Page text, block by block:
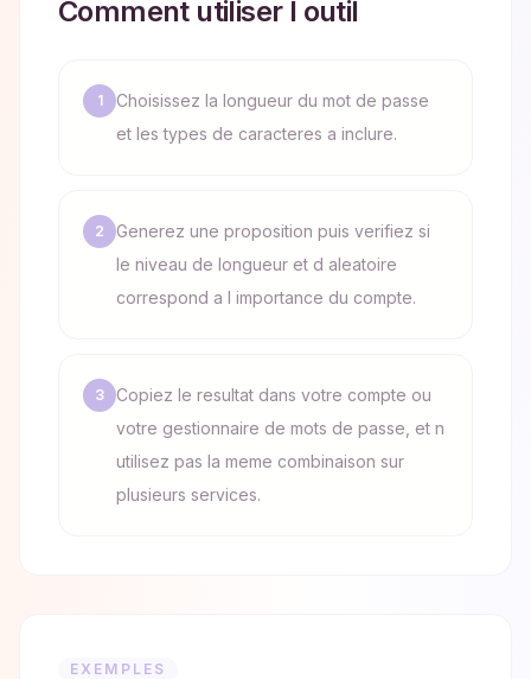
Comment utiliser l outil
1
Choisissez la longueur du mot de passe
et les types de caracteres a inclure.
2
Generez une proposition puis verifiez si
le niveau de longueur et d aleatoire
correspond a l importance du compte.
3
Copiez le resultat dans votre compte ou
votre gestionnaire de mots de passe, et n
utilisez pas la meme combinaison sur
plusieurs services.
EXEMPLES